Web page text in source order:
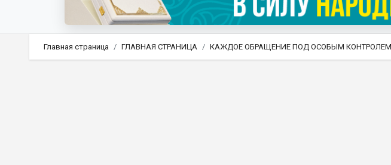
Главная страница ГЛАВНАЯ СТРАНИЦА КАЖДОЕ ОБРАЩЕНИЕ ПОД ОСОБЫМ КОНТРОЛЕМ